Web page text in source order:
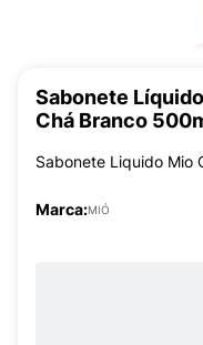
Sabonete
Chá Branco
Sabonete Liquido Mio
Marca:MIÓ